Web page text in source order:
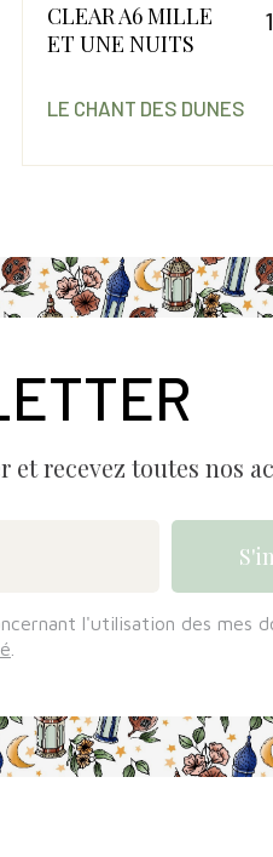
CLEAR A6 MILLE
ET UNE NUITS
LE CHANT DES DUNES
recevez toutes nos
l'utilisation des mes